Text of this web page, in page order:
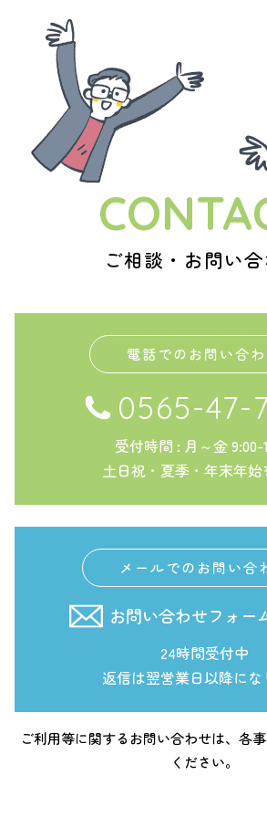
ご相談・お問い
電話でのお問い合
0565-47-
受付時間 : 月～金 9:00-
土日祝・夏季・年末年始
メールでのお問い合
お問い合わせフォー
24時間受付中
返信は翌営業日以降にな
ご利用等に関するお問い合わせは、各
ください。